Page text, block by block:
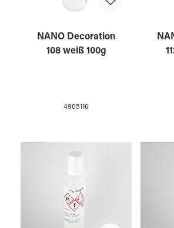
NANO Decoration
108 weiß 100g
4905116